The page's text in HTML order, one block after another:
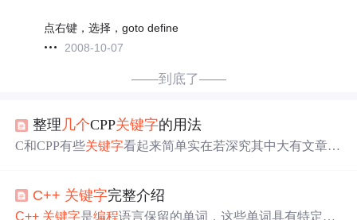
点右键，选择，goto define
2008-10-07
——到底了——
整理 几个CPP关键字的用法
C和CPP有些关键字看起来简单实在若深究其中大有文章,
先就说这几个吧,能把这几个
少的篇幅了.以后有需要再添加便是.
关键字之一:static 1、
C++ 关键字完整介绍
C++ 关键字是编程语言保留的单词，这些单词具有特定的